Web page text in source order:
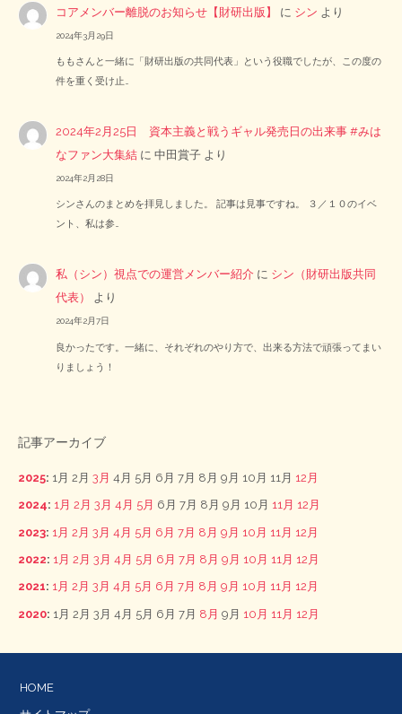
コアメンバー離脱のお知らせ【財研出版】 に シン より
2024年3月29日
ももさんと一緒に「財研出版の共同代表」という役職でしたが、この度の
件を重く受け止…
2024年2月25日 資本主義と戦うギャル発売日の出来事 #みは
なファン大集結 に中田賞子 より
2024年2月28日
シンさんのまとめを拝見しました。 記事は見事ですね。 ３／１０のイベ
ント、私は参…
私（シン）視点での運営メンバー紹介 に シン（財研出版共同
代表）
より
2024年2月7日
良かったです。一緒に、それぞれのやり方で、出来る方法で頑張ってまい
りましょう！
記事アーカイブ
2025: 1月 2月 3月 4月 5月 6月 7月 8月 9月 10月 11月 12月
2024: 1月 2月 3月 4月 5月 6月 7月 8月 9月 10月 11月 12月
2023: 1月 2月 3月 4月 5月 6月 7月 8月 9月 10月 11月 12月
2022: 1月 2月 3月 4月 5月 6月 7月 8月 9月 10月 11月 12月
2021: 1月 2月 3月 4月 5月 6月 7月 8月 9月 10月 11月 12月
2020: 1月 2月 3月 4月 5月 6月 7月 8月 9月 10月 11月 12月
HOME